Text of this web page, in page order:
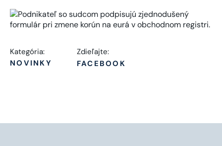
Kategória:
NOVINKY
Zdieľajte:
FACEBOOK